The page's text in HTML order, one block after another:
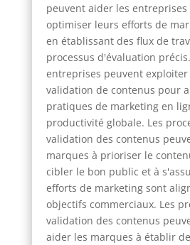
peuvent aider les entreprises
optimiser leurs efforts de
en établissant des flux de
processus d'évaluation
entreprises peuvent
validation de contenus pour
pratiques de marketing en
productivité globale. Les
validation des contenus
marques à prioriser le
cibler le bon public et à
efforts de marketing sont
objectifs commerciaux. Les
validation des contenus
aider les marques à établir